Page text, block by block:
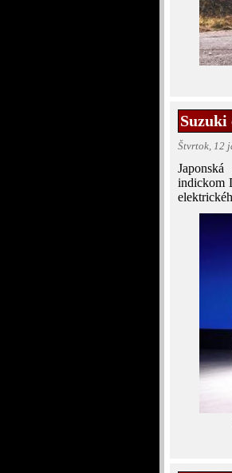
Suzuki
Štvrtok, 12
indickom